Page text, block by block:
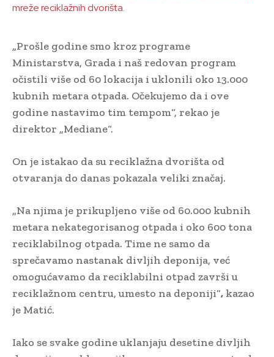
mreže reciklažnih dvorišta.
„Prošle godine smo kroz programe
Ministarstva, Grada i naš redovan program
očistili više od 60 lokacija i uklonili oko 13.000
kubnih metara otpada. Očekujemo da i ove
godine nastavimo tim tempom“, rekao je
direktor „Mediane“.
On je istakao da su reciklažna dvorišta od
otvaranja do danas pokazala veliki značaj.
„Na njima je prikupljeno više od 60.000 kubnih
metara nekategorisanog otpada i oko 600 tona
reciklabilnog otpada. Time ne samo da
sprečavamo nastanak divljih deponija, već
omogućavamo da reciklabilni otpad završi u
reciklažnom centru, umesto na deponiji“, kazao
je Matić.
Iako se svake godine uklanjaju desetine divljih